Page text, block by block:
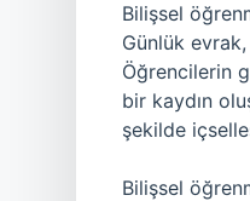
Bilişsel
Günlük
Öğrencilerin
bir kaydın
şekilde
Bilişsel